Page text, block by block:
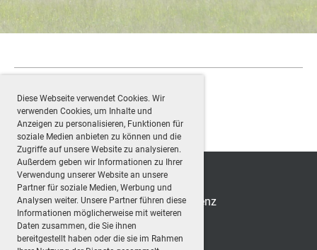
Diese Webseite verwendet Cookies. Wir
verwenden Cookies, um Inhalte und
Anzeigen zu personalisieren, Funktionen für
soziale Medien anbieten zu können und die
Zugriffe auf unsere Website zu analysieren.
Außerdem geben wir Informationen zu Ihrer
Verwendung unserer Website an unsere
Partner für soziale Medien, Werbung und
Analysen weiter. Unsere Partner führen diese
Informationen möglicherweise mit weiteren
Daten zusammen, die Sie ihnen
bereitgestellt haben oder die sie im Rahmen
Copyright Schützengesellschaft Muttenz
Erstellt mit ClubDesk Vereinssoftware